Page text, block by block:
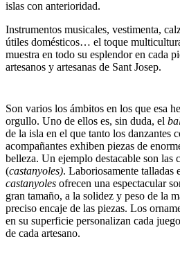
islas con anterioridad.
Instrumentos musicales, vestimenta,
útiles domésticos… el toque
muestra en todo su esplendor en cada
artesanos y artesanas de Sant Josep.
Son varios los ámbitos en los que esa
orgullo. Uno de ellos es, sin duda, el
de la isla en el que tanto los danzantes
acompañantes exhiben piezas de
belleza. Un ejemplo destacable son las
(castanyoles). Laboriosamente talladas
castanyoles ofrecen una espectacular
gran tamaño, a la solidez y peso de la
preciso encaje de las piezas. Los
en su superficie personalizan cada
de cada artesano.